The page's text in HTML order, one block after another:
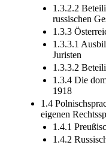
1.3.2.2
russischen
1.3.3
1.3.3.1
Juristen
1.3.3.2
1.3.4 Die
1918
1.4
eigenen
1.4.1
1.4.2